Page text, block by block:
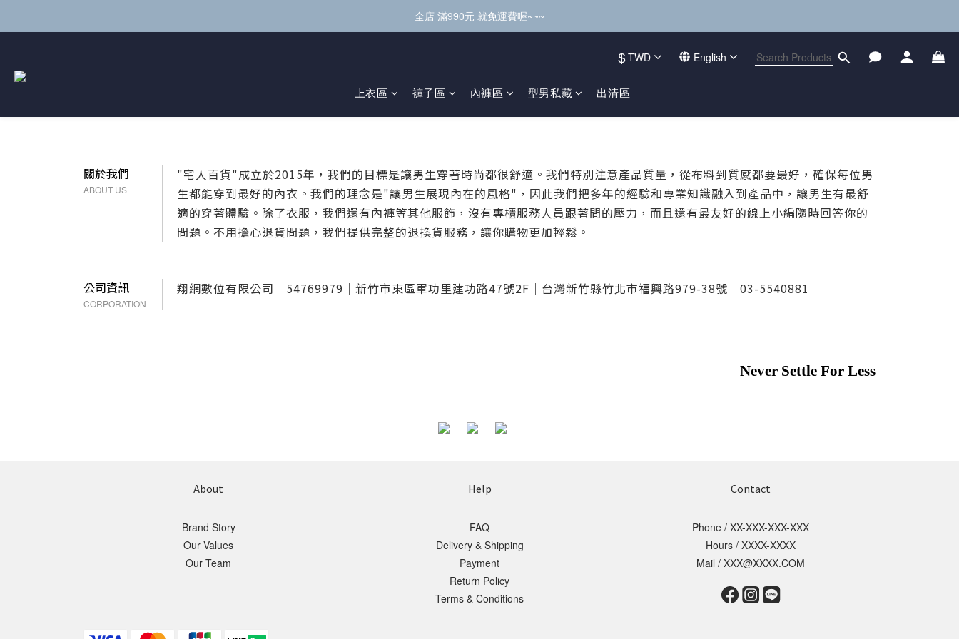
全店 滿990元 就免運費喔~~~
$TWD English
上衣區 褲子區 內褲區 型男私藏 出清區
關於我們
ABOUT US
"宅人百貨"成立於2015年，我們的目標是讓男生穿著時尚都很舒適。我們特別注意產品質量，從布料到質感都要最好，確保每位男
生都能穿到最好的內衣。我們的理念是"讓男生展現內在的風格"，因此我們把多年的經驗和專業知識融入到產品中，讓男生有最舒
適的穿著體驗。除了衣服，我們還有內褲等其他服飾，沒有專櫃服務人員跟著問的壓力，而且還有最友好的線上小編隨時回答你的
問題。不用擔心退貨問題，我們提供完整的退換貨服務，讓你購物更加輕鬆。
公司資訊
CORPORATION
翔網數位有限公司｜54769979｜新竹市東區軍功里建功路47號2F｜台灣新竹縣竹北市福興路979-38號｜03-5540881
Never Settle For Less
About
Brand Story
Our Values
Our Team
Help
FAQ
Delivery & Shipping
Payment
Return Policy
Terms & Conditions
Contact
Phone / XX-XXX-XXX-XXX
Hours / XXXX-XXXX
Mail / XXX@XXXX.COM